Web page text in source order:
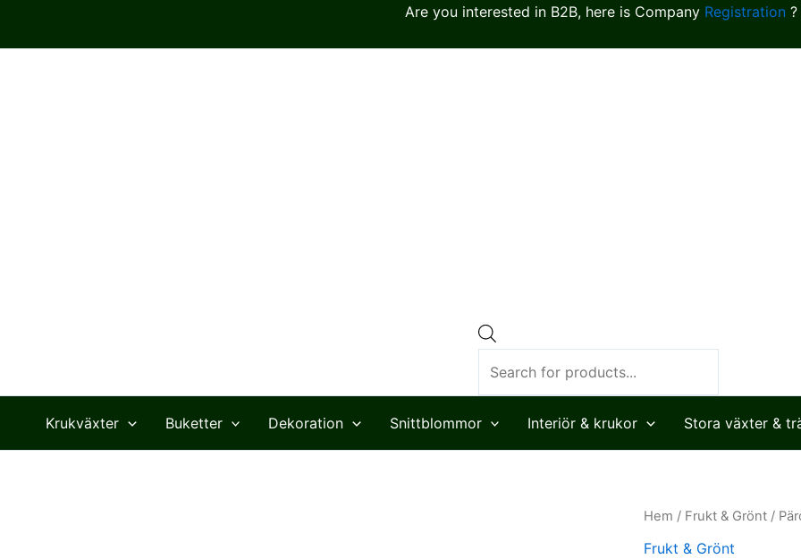
Are you interested in B2B, here is Company Registration?
Krukväxter Buketter Dekoration Snittblommor Interiör & krukor Stora växter &
Hem / Frukt & Grönt /
Frukt & Grönt
Päron,